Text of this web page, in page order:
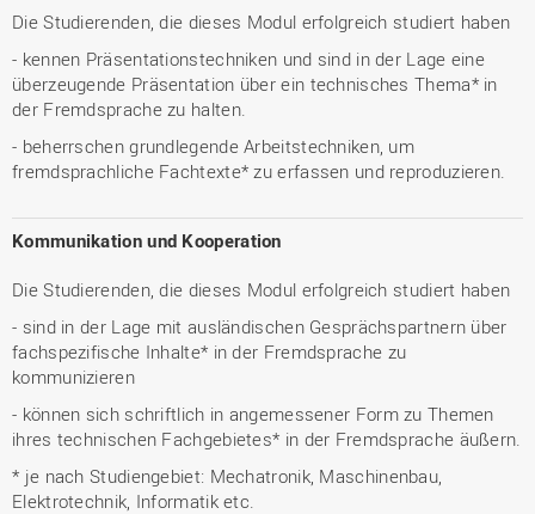
Die Studierenden, die dieses Modul erfolgreich studiert haben
- kennen Präsentationstechniken und sind in der Lage eine
überzeugende Präsentation über ein technisches Thema* in
der Fremdsprache zu halten.
- beherrschen grundlegende Arbeitstechniken, um
fremdsprachliche Fachtexte* zu erfassen und reproduzieren.
Kommunikation und Kooperation
Die Studierenden, die dieses Modul erfolgreich studiert haben
- sind in der Lage mit ausländischen Gesprächspartnern über
fachspezifische Inhalte* in der Fremdsprache zu
kommunizieren
- können sich schriftlich in angemessener Form zu Themen
ihres technischen Fachgebietes* in der Fremdsprache äußern.
* je nach Studiengebiet: Mechatronik, Maschinenbau,
Elektrotechnik, Informatik etc.